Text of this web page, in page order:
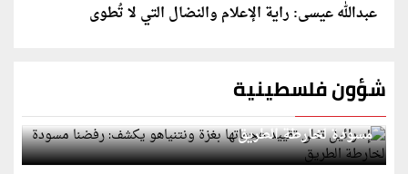
عبدالله عيسى: راية الإعلام والنضال التي لا تُطوى
شؤون فلسطينية
إسرائيل تعلن تقييد هجماتها بغزة ونتنياهو يكشف: رفضنا
مسودة لخارطة الطريق